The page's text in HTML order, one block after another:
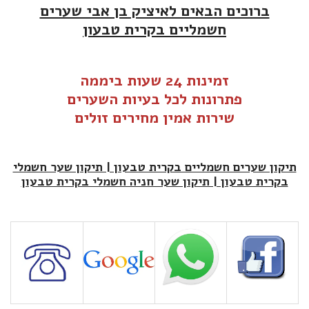
ברוכים הבאים לאיציק בן אבי שערים
חשמליים בקרית טבעון
זמינות 24 שעות ביממה
פתרונות לכל בעיות השערים
שירות אמין מחירים זולים
תיקון שערים חשמליים בקרית טבעון | תיקון שער חשמלי
בקרית טבעון | תיקון שער חניה חשמלי בקרית טבעון